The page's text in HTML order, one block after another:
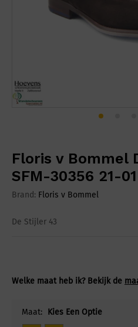
Floris v Bommel
SFM-30356 21-
Brand: Floris v Bommel
De Stijler 43
Welke maat heb ik? Bekijk de
Maat: Kies Een Optie